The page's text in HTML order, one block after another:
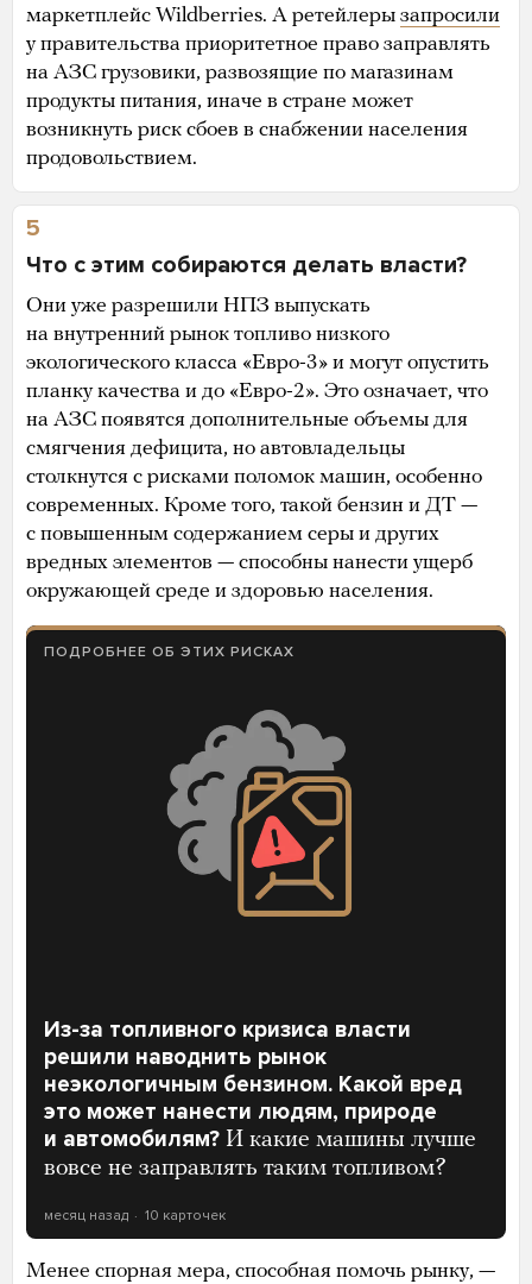
маркетплейс Wildberries. А ретейлеры запросили
у правительства приоритетное право заправлять
на АЗС грузовики, развозящие по магазинам
продукты питания, иначе в стране может
возникнуть риск сбоев в снабжении населения
продовольствием.
5
Что с этим собираются делать власти?
Они уже разрешили НПЗ выпускать
на внутренний рынок топливо низкого
экологического класса «Евро-3» и могут опустить
планку качества и до «Евро-2». Это означает, что
на АЗС появятся дополнительные объемы для
смягчения дефицита, но автовладельцы
столкнутся с рисками поломок машин, особенно
современных. Кроме того, такой бензин и ДТ —
с повышенным содержанием серы и других
вредных элементов — способны нанести ущерб
окружающей среде и здоровью населения.
ПОДРОБНЕЕ ОБ ЭТИХ РИСКАХ
Из-за топливного кризиса власти
решили наводнить рынок
неэкологичным бензином. Какой вред
это может нанести людям, природе
и автомобилям? И какие машины лучше
вовсе не заправлять таким топливом?
месяц назад 10 карточек
Менее спорная мера, способная помочь рынку, —